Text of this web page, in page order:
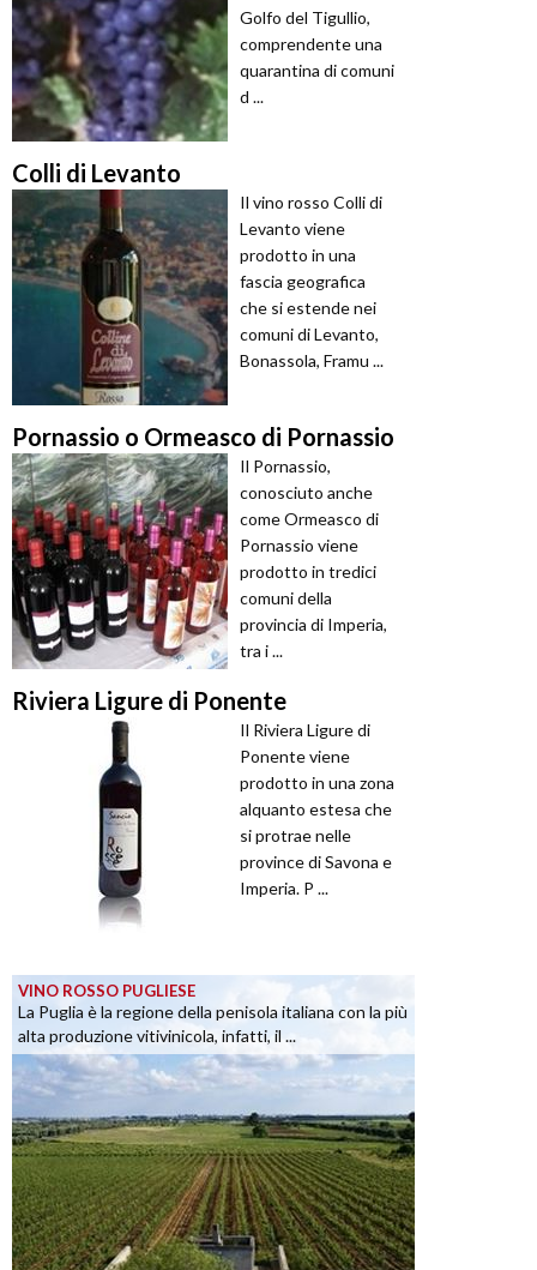
Golfo del Tigullio,
comprendente una
quarantina di comuni
d ...
Colli di Levanto
Il vino rosso Colli di
Levanto viene
prodotto in una
fascia geografica
che si estende nei
comuni di Levanto,
Bonassola, Framu ...
Pornassio o Ormeasco di Pornassio
Il Pornassio,
conosciuto anche
come Ormeasco di
Pornassio viene
prodotto in tredici
comuni della
provincia di Imperia,
tra i ...
Riviera Ligure di Ponente
Il Riviera Ligure di
Ponente viene
prodotto in una zona
alquanto estesa che
si protrae nelle
province di Savona e
Imperia. P ...
VINO ROSSO PUGLIESE
La Puglia è la regione della penisola italiana con la più
alta produzione vitivinicola, infatti, il ...